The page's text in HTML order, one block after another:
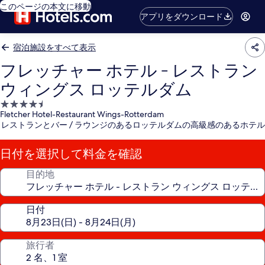
このページの本文に移動
アプリをダウンロード
宿泊施設をすべて表示
フレッチャー ホテル - レストラン
ウィングス ロッテルダム
4.5
つ
星
宿
泊
施
Fletcher Hotel-Restaurant Wings-Rotterdam
レストランとバー / ラウンジのあるロッテルダムの高級感のあるホテル
日付を選択して料金を確認
目的地
日付
旅行者